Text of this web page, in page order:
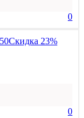
0
Скидка 23%
0